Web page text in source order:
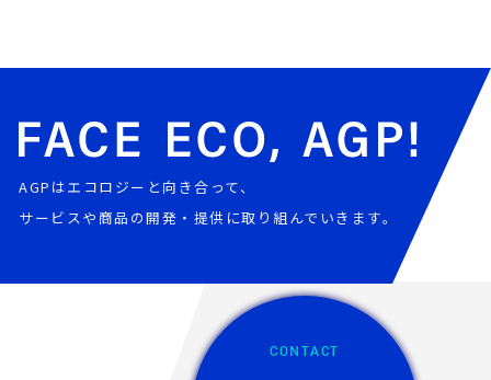
AGPはエコロジーと向き合って、
サービスや商品の開発・提供に取り組んでいきます。
CONTACT